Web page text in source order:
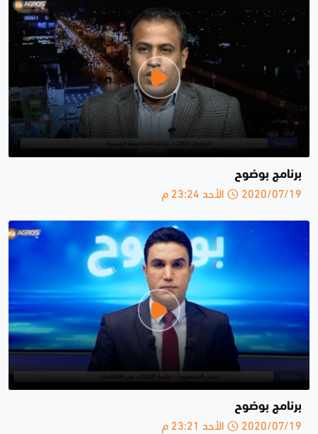
برنامج بوضوح
2020/07/19 الأحد 23:24 م
برنامج بوضوح
2020/07/19 الأحد 23:21 م